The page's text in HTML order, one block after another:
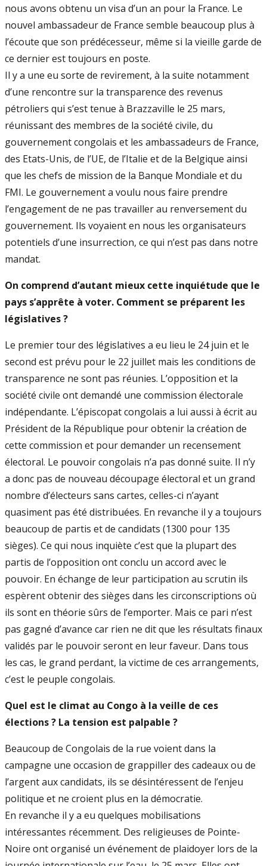
nous avons obtenu un visa d’un an pour la France. Le
nouvel ambassadeur de France semble beaucoup plus à
l’écoute que son prédécesseur, même si la vieille garde de
ce dernier est toujours en poste.
Il y a une eu sorte de revirement, à la suite notamment
d’une rencontre sur la transparence des revenus
pétroliers qui s’est tenue à Brazzaville le 25 mars,
réunissant des membres de la société civile, du
gouvernement congolais et les ambassadeurs de France,
des Etats-Unis, de l’UE, de l’Italie et de la Belgique ainsi
que les chefs de mission de la Banque Mondiale et du
FMI. Le gouvernement a voulu nous faire prendre
l’engagement de ne pas travailler au renversement du
gouvernement. Ils voyaient en nous les organisateurs
potentiels d’une insurrection, ce qui n’est pas dans notre
mandat.
On comprend d’autant mieux cette inquiétude que le
pays s’apprête à voter. Comment se préparent les
législatives ?
Le premier tour des législatives a eu lieu le 24 juin et le
second est prévu pour le 22 juillet mais les conditions de
transparence ne sont pas réunies. L’opposition et la
société civile ont demandé une commission électorale
indépendante. L’épiscopat congolais a lui aussi à écrit au
Président de la République pour obtenir la création de
cette commission et pour demander un recensement
électoral. Le pouvoir congolais n’a pas donné suite. Il n’y
a donc pas de nouveau découpage électoral et un grand
nombre d’électeurs sans cartes, celles-ci n’ayant
quasiment pas été distribuées. En revanche il y a toujours
beaucoup de partis et de candidats (1300 pour 135
sièges). Ce qui nous inquiète c’est que la plupart des
partis de l’opposition ont conclu un accord avec le
pouvoir. En échange de leur participation au scrutin ils
espèrent obtenir des sièges dans les circonscriptions où
ils sont en théorie sûrs de l’emporter. Mais ce pari n’est
pas gagné d’avance car rien ne dit que les résultats finaux
validés par le pouvoir seront en leur faveur. Dans tous
les cas, le grand perdant, la victime de ces arrangements,
c’est le peuple congolais.
Quel est le climat au Congo à la veille de ces
élections ? La tension est palpable ?
Beaucoup de Congolais de la rue voient dans la
campagne une occasion de grappiller des cadeaux ou de
l’argent aux candidats, ils se désintéressent de l’enjeu
politique et ne croient plus en la démocratie.
En revanche il y a eu quelques mobilisations
intéressantes récemment. Des religieuses de Pointe-
Noire ont organisé un événement de plaidoyer lors de la